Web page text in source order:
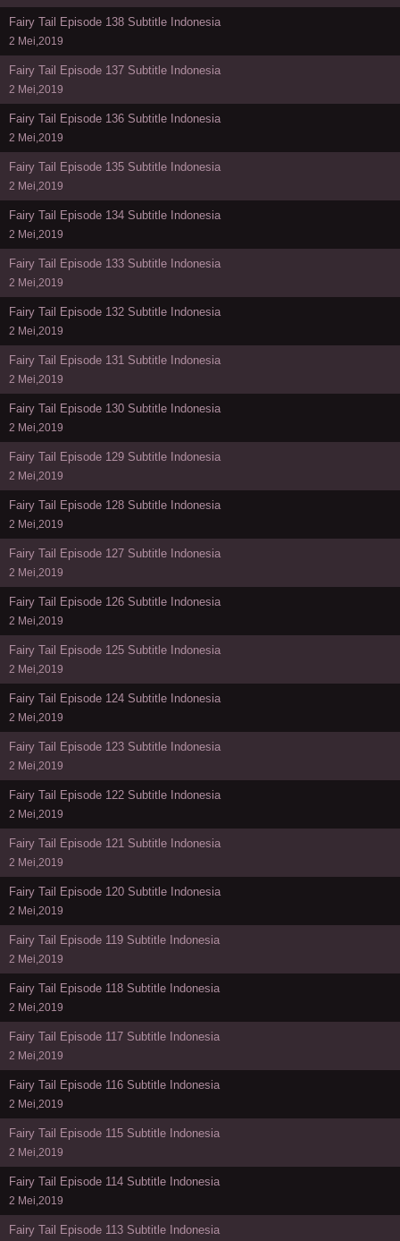
Fairy Tail Episode 138 Subtitle Indonesia
2 Mei,2019
Fairy Tail Episode 137 Subtitle Indonesia
2 Mei,2019
Fairy Tail Episode 136 Subtitle Indonesia
2 Mei,2019
Fairy Tail Episode 135 Subtitle Indonesia
2 Mei,2019
Fairy Tail Episode 134 Subtitle Indonesia
2 Mei,2019
Fairy Tail Episode 133 Subtitle Indonesia
2 Mei,2019
Fairy Tail Episode 132 Subtitle Indonesia
2 Mei,2019
Fairy Tail Episode 131 Subtitle Indonesia
2 Mei,2019
Fairy Tail Episode 130 Subtitle Indonesia
2 Mei,2019
Fairy Tail Episode 129 Subtitle Indonesia
2 Mei,2019
Fairy Tail Episode 128 Subtitle Indonesia
2 Mei,2019
Fairy Tail Episode 127 Subtitle Indonesia
2 Mei,2019
Fairy Tail Episode 126 Subtitle Indonesia
2 Mei,2019
Fairy Tail Episode 125 Subtitle Indonesia
2 Mei,2019
Fairy Tail Episode 124 Subtitle Indonesia
2 Mei,2019
Fairy Tail Episode 123 Subtitle Indonesia
2 Mei,2019
Fairy Tail Episode 122 Subtitle Indonesia
2 Mei,2019
Fairy Tail Episode 121 Subtitle Indonesia
2 Mei,2019
Fairy Tail Episode 120 Subtitle Indonesia
2 Mei,2019
Fairy Tail Episode 119 Subtitle Indonesia
2 Mei,2019
Fairy Tail Episode 118 Subtitle Indonesia
2 Mei,2019
Fairy Tail Episode 117 Subtitle Indonesia
2 Mei,2019
Fairy Tail Episode 116 Subtitle Indonesia
2 Mei,2019
Fairy Tail Episode 115 Subtitle Indonesia
2 Mei,2019
Fairy Tail Episode 114 Subtitle Indonesia
2 Mei,2019
Fairy Tail Episode 113 Subtitle Indonesia